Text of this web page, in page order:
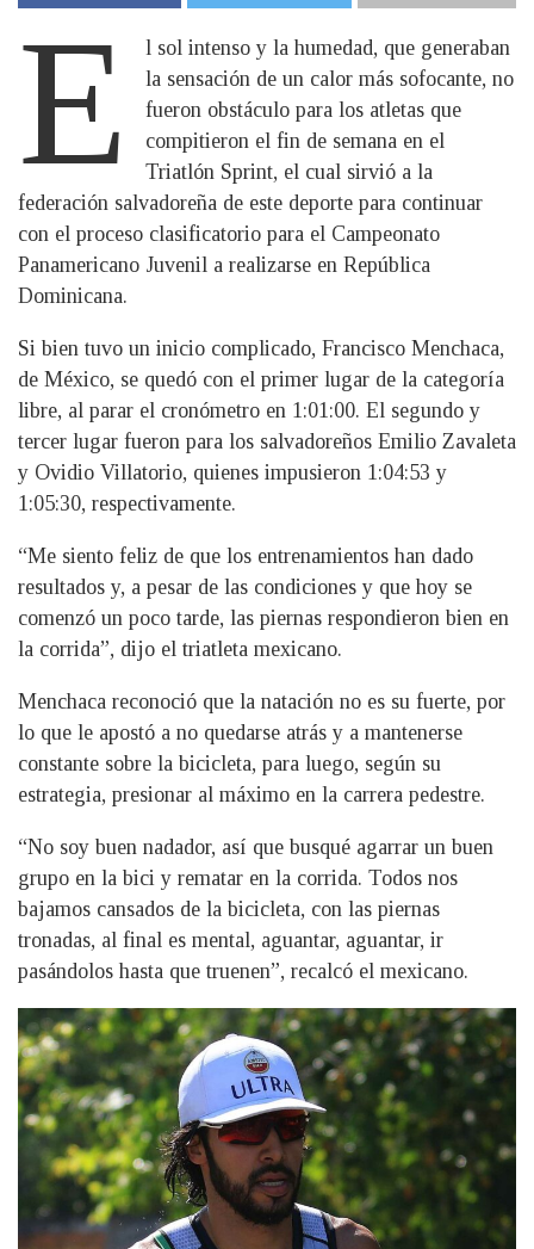
E
l sol intenso y la humedad, que generaban
la sensación de un calor más sofocante, no
fueron obstáculo para los atletas que
compitieron el fin de semana en el
Triatlón Sprint, el cual sirvió a la
federación salvadoreña de este deporte para continuar
con el proceso clasificatorio para el Campeonato
Panamericano Juvenil a realizarse en República
Dominicana.
Si bien tuvo un inicio complicado, Francisco Menchaca,
de México, se quedó con el primer lugar de la categoría
libre, al parar el cronómetro en 1:01:00. El segundo y
tercer lugar fueron para los salvadoreños Emilio Zavaleta
y Ovidio Villatorio, quienes impusieron 1:04:53 y
1:05:30, respectivamente.
“Me siento feliz de que los entrenamientos han dado
resultados y, a pesar de las condiciones y que hoy se
comenzó un poco tarde, las piernas respondieron bien en
la corrida”, dijo el triatleta mexicano.
Menchaca reconoció que la natación no es su fuerte, por
lo que le apostó a no quedarse atrás y a mantenerse
constante sobre la bicicleta, para luego, según su
estrategia, presionar al máximo en la carrera pedestre.
“No soy buen nadador, así que busqué agarrar un buen
grupo en la bici y rematar en la corrida. Todos nos
bajamos cansados de la bicicleta, con las piernas
tronadas, al final es mental, aguantar, aguantar, ir
pasándolos hasta que truenen”, recalcó el mexicano.